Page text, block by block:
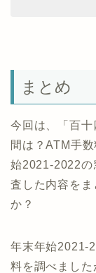
まとめ
今回は、「百
間は？ATM手
始2021-2022の
査した内容をま
か？
年末年始2021-
料を調べまし